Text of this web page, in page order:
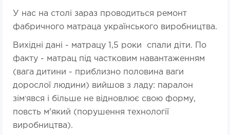
У нас на столі зараз проводиться ремонт
фабричного матраца українського виробництва.
Вихідні дані - матрацу 1,5 роки спали діти. По
факту - матрац під частковим навантаженням
(вага дитини - приблизно половина ваги
дорослої людини) вийшов з ладу: паралон
зім явся і більше не відновлює свою форму,
повсть м'який (порушення технології
виробництва).